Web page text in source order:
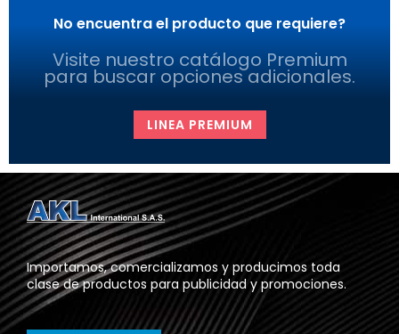
No encuentra el producto que requiere?
Visite nuestro catálogo Premium
para buscar opciones adicionales.
LINEA PREMIUM
Importamos, comercializamos y producimos toda
clase de productos para publicidad y promociones.